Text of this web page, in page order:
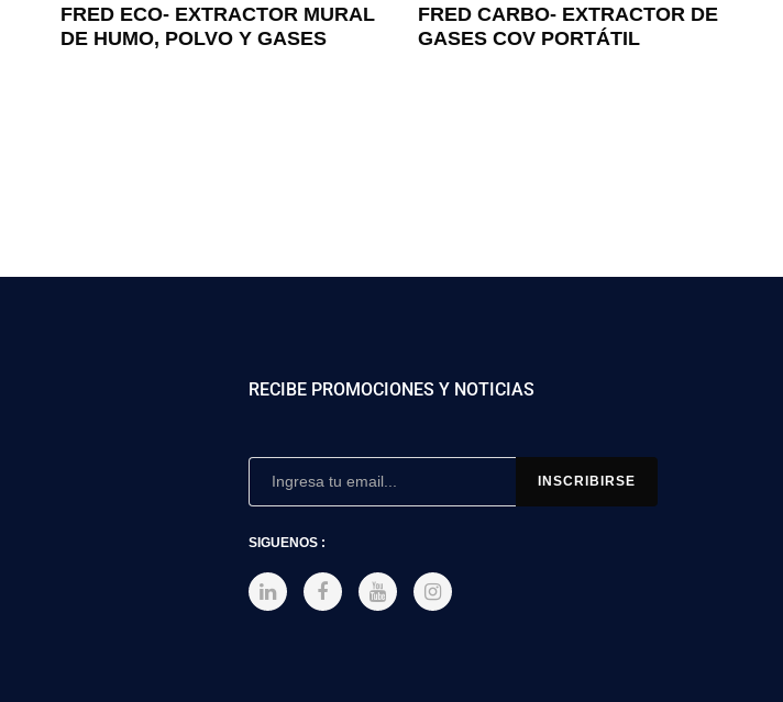
FRED ECO- EXTRACTOR MURAL
DE HUMO, POLVO Y GASES
FRED CARBO- EXTRACTOR DE
GASES COV PORTÁTIL
RECIBE PROMOCIONES Y NOTICIAS
SIGUENOS :